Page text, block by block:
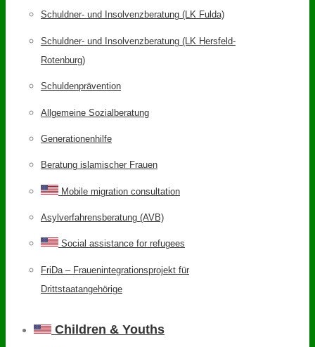
Schuldner- und Insolvenzberatung (LK Fulda)
Schuldner- und Insolvenzberatung (LK Hersfeld-
Rotenburg)
Schuldenprävention
Allgemeine Sozialberatung
Generationenhilfe
Beratung islamischer Frauen
Mobile migration consultation
Asylverfahrensberatung (AVB)
Social assistance for refugees
FriDa – Frauenintegrationsprojekt für
Drittstaatangehörige
Children & Youths